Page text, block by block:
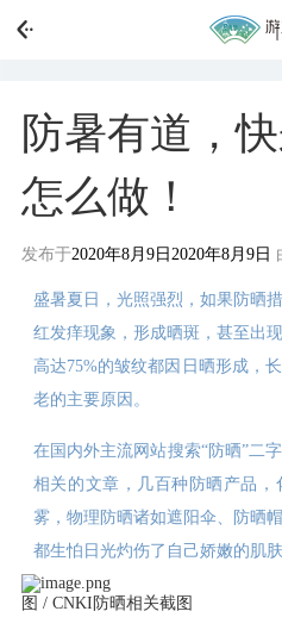
防暑有道，
怎么做！
发布于2020年8月9日2020年8月9日
盛暑夏日，光照强烈，如果防晒
红发痒现象，形成晒斑，甚至出
高达75%的皱纹都因日晒形成，
老的主要原因。
在国内外主流网站搜索“防晒”二
相关的文章，几百种防晒产品
雾，物理防晒诸如遮阳伞、防晒
都生怕日光灼伤了自己娇嫩的肌肤
图 / CNKI防晒相关截图